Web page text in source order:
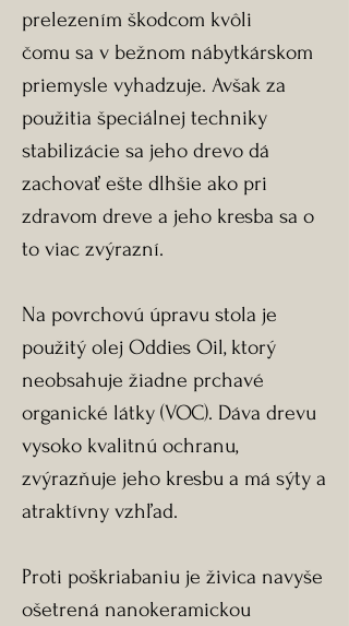
prelezením škodcom kvôli
čomu sa v bežnom nábytkárskom
priemysle vyhadzuje. Avšak za
použitia špeciálnej techniky
stabilizácie sa jeho drevo dá
zachovať ešte dlhšie ako pri
zdravom dreve a jeho kresba sa o
to viac zvýrazní.
Na povrchovú úpravu stola je
použitý olej Oddies Oil, ktorý
neobsahuje žiadne prchavé
organické látky (VOC). Dáva drevu
vysoko kvalitnú ochranu,
zvýrazňuje jeho kresbu a má sýty a
atraktívny vzhľad.
Proti poškriabaniu je živica navyše
ošetrená nanokeramickou